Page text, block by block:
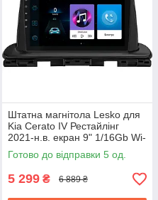
Штатна магнітола Lesko для
Kia Cerato IV Рестайлінг
2021-н.в. екран 9" 1/16Gb Wi-
Fi GPS Base
Готово до відправки 5 од.
5 299 ₴ 6 889 ₴